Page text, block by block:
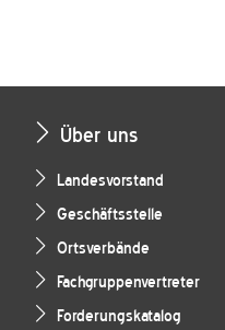
Über uns
Landesvorstand
Geschäftsstelle
Ortsverbände
Fachgruppenvertreter
Forderungskatalog